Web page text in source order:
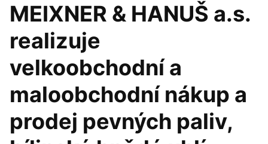
MEIXNER & HANUŠ a.s.
realizuje
velkoobchodní a
maloobchodní nákup a
prodej pevných paliv,